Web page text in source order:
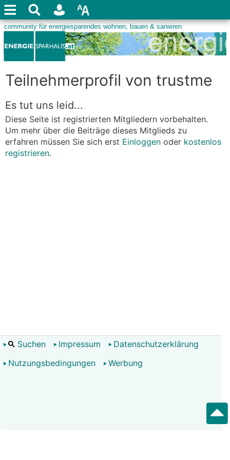
Teilnehmerprofil von trustme
Es tut uns leid...
Diese Seite ist registrierten Mitgliedern vorbehalten.
Um mehr über die Beiträge dieses Mitglieds zu
erfahren müssen Sie sich erst Einloggen oder kostenlos
registrieren.
Suchen Impressum
Datenschutzerklärung
Nutzungsbedingungen
Werbung